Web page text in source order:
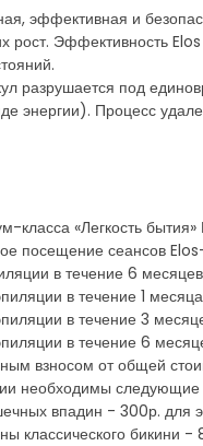
эффективная и
Эффективность
разрушается под
энергии). Процесс
«Легкость
посещение сеансов
в течение 6
в течение 1
в течение 3
в течение 6
взносом от общей
необходимы
впадин - 300р. для
классического